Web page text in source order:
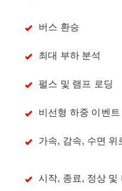
버스 환승
최대 부하 분석
펄스 및 램프 로딩
비선형 하중 이벤트
가속, 감속, 수면 위
시작, 종료, 정상 및